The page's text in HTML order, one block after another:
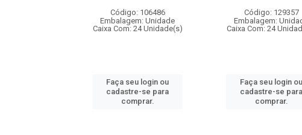
Código: 106486
Embalagem: Unidade
Caixa Com: 24 Unidade(s)
Faça seu login ou
cadastre-se para
comprar.
Código: 129357
Embalagem:
Caixa Com: 24
Faça seu login ou
cadastre-se para
comprar.